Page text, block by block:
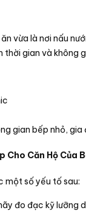
vừa là nơi nấu
gian và không
gian bếp nhỏ,
Cho Căn Hộ Của
một số yếu tố sau:
đo đạc kỹ